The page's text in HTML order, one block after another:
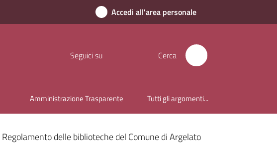
Accedi all'area personale
Seguici su Cerca
Amministrazione Trasparente Tutti gli argomenti...
Regolamento delle biblioteche del Comune di Argelato